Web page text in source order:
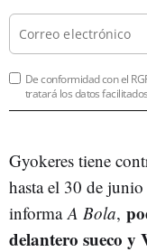
De conformidad con el
tratará los datos
Gyokeres tiene
hasta el 30 de
informaA Bola,
delantero sueco y